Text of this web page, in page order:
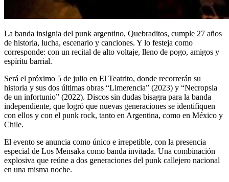
La banda insignia del punk argentino, Quebraditos, cumple 27 años
de historia, lucha, escenario y canciones. Y lo festeja como
corresponde: con un recital de alto voltaje, lleno de pogo, amigos y
espíritu barrial.
Será el próximo 5 de julio en El Teatrito, donde recorrerán su
historia y sus dos últimas obras “Limerencia” (2023) y “Necropsia
de un infortunio” (2022). Discos sin dudas bisagra para la banda
independiente, que logró que nuevas generaciones se identifiquen
con ellos y con el punk rock, tanto en Argentina, como en México y
Chile.
El evento se anuncia como único e irrepetible, con la presencia
especial de Los Mensaka como banda invitada. Una combinación
explosiva que reúne a dos generaciones del punk callejero nacional
en una misma noche.